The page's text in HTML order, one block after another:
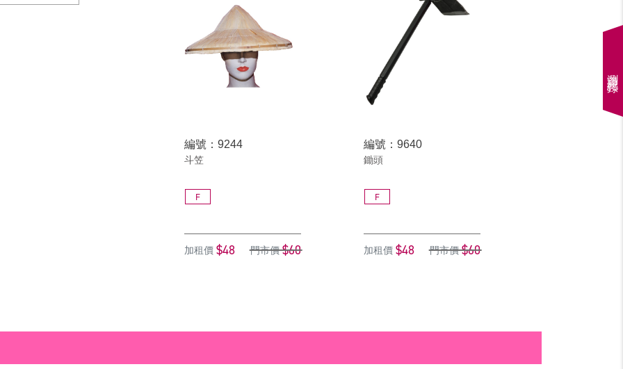
編號：9244
斗笠
F
加租價 $48 門市價 $60
編號：9640
鋤頭
F
加租價 $48 門市價 $60